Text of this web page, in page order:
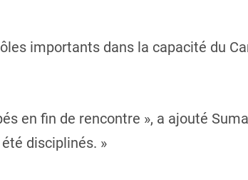
importants dans la capacité du
en fin de rencontre », a ajouté
disciplinés. »